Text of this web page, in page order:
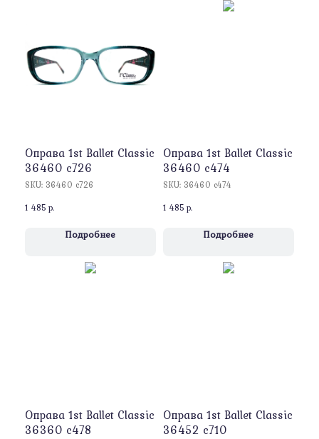
Оправa 1st Ballet Classic
36460 c726
SKU: 36460 c726
1 485 р.
Подробнее
Оправa 1st Ballet Classic
36460 c474
SKU: 36460 c474
1 485 р.
Подробнее
Оправa 1st Ballet Classic
36360 с478
Оправa 1st Ballet Classic
36452 с710